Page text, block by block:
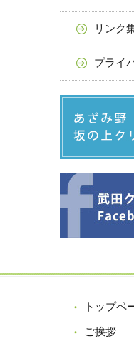
リンク
プライ
トップペ
ご挨拶